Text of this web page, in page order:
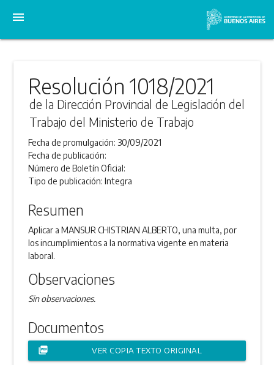
menu
Resolución 1018/2021
de la Dirección Provincial de Legislación del
Trabajo del Ministerio de Trabajo
Fecha de promulgación: 30/09/2021
Fecha de publicación:
Número de Boletín Oficial:
Tipo de publicación:Integra
Resumen
Aplicar a MANSUR CHISTRIAN ALBERTO, una multa, por
los incumplimientos a la normativa vigente en materia
laboral.
Observaciones
Sin observaciones.
Documentos
picture_as_pdf VER COPIA TEXTO ORIGINAL